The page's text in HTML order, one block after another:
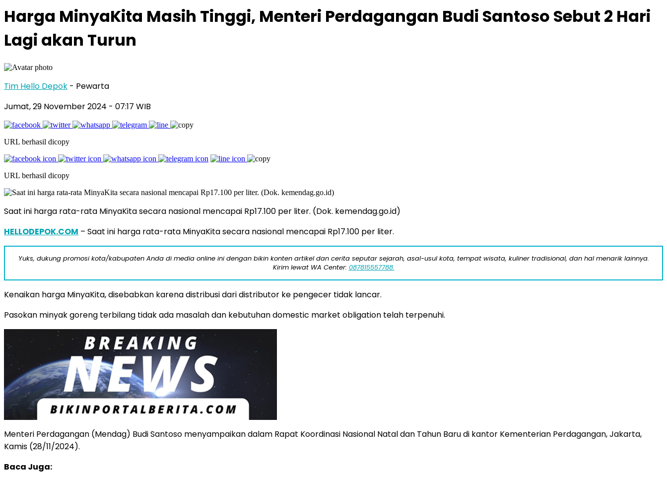
Harga MinyaKita Masih Tinggi, Menteri Perdagangan Budi Santoso Sebut 2 Hari
Lagi akan Turun
Tim Hello Depok - Pewarta
Jumat, 29 November 2024 - 07:17 WIB
URL berhasil dicopy
URL berhasil dicopy
Saat ini harga rata-rata MinyaKita secara nasional mencapai Rp17.100 per liter. (Dok. kemendag.go.id)
HELLODEPOK.COM – Saat ini harga rata-rata MinyaKita secara nasional mencapai Rp17.100 per liter.
Yuks, dukung promosi kota/kabupaten Anda di media online ini dengan bikin konten artikel dan cerita seputar sejarah, asal-usul kota, tempat wisata, kuliner tradisional, dan hal menarik lainnya.
Kirim lewat WA Center: 087815557788.
Kenaikan harga MinyaKita, disebabkan karena distribusi dari distributor ke pengecer tidak lancar.
Pasokan minyak goreng terbilang tidak ada masalah dan kebutuhan domestic market obligation telah terpenuhi.
Menteri Perdagangan (Mendag) Budi Santoso menyampaikan dalam Rapat Koordinasi Nasional Natal dan Tahun Baru di kantor Kementerian Perdagangan, Jakarta,
Kamis (28/11/2024).
Baca Juga: